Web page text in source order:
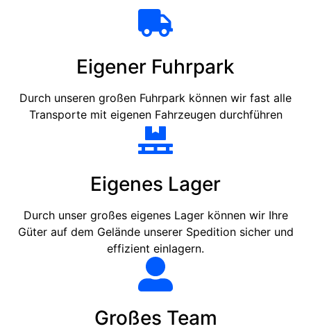
Eigener Fuhrpark
Durch unseren großen Fuhrpark können wir fast alle
Transporte mit eigenen Fahrzeugen durchführen
Eigenes Lager
Durch unser großes eigenes Lager können wir Ihre
Güter auf dem Gelände unserer Spedition sicher und
effizient einlagern.
Großes Team